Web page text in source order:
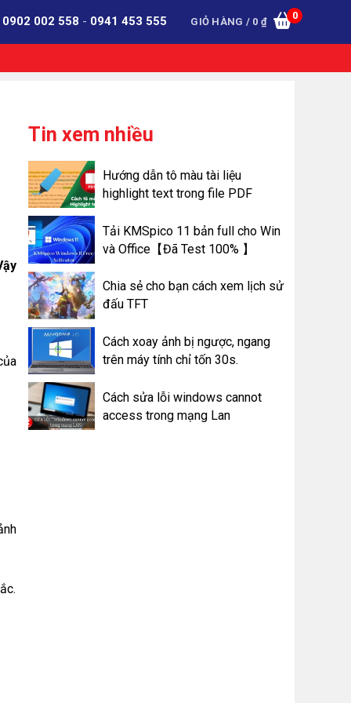
GIỎ HÀNG / 0 ₫
0
0902 002 558 - 0941 453 555
Tin xem nhiều
Hướng dẫn tô màu tài liệu
highlight text trong file PDF
Tải KMSpico 11 bản full cho Win
và Office【Đã Test 100% 】
Chia sẻ cho bạn cách xem lịch sử
đấu TFT
Cách xoay ảnh bị ngược, ngang
trên máy tính chỉ tốn 30s.
Cách sửa lỗi windows cannot
access trong mạng Lan